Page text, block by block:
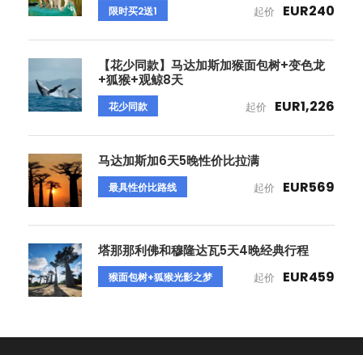
限时买2送1 起价 EUR240
【花少同款】马达加斯加猴面包树+变色龙
+狐猴+观鲸8天
花少同款 起价 EUR1,226
马达加斯加6天5晚性价比拉满
最具性价比路线 起价 EUR569
塔那那利佛和穆隆达瓦5天4晚经典行程
猴面包树+狐猴光影之梦 起价 EUR459